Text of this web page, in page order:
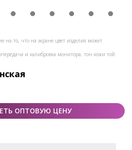
на то, что на экране цвет изделия может
и калибровка монитора, тон кожи той
ОПТОВУЮ ЦЕНУ